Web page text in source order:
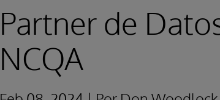
Partner de
NCQA